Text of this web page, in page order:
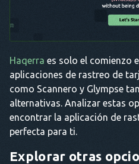
Haqerra es solo el comienzo
aplicaciones de rastreo de
como Scannero y Glympse
alternativas. Analizar estas
encontrar la aplicación de
perfecta para ti.
Explorar otras